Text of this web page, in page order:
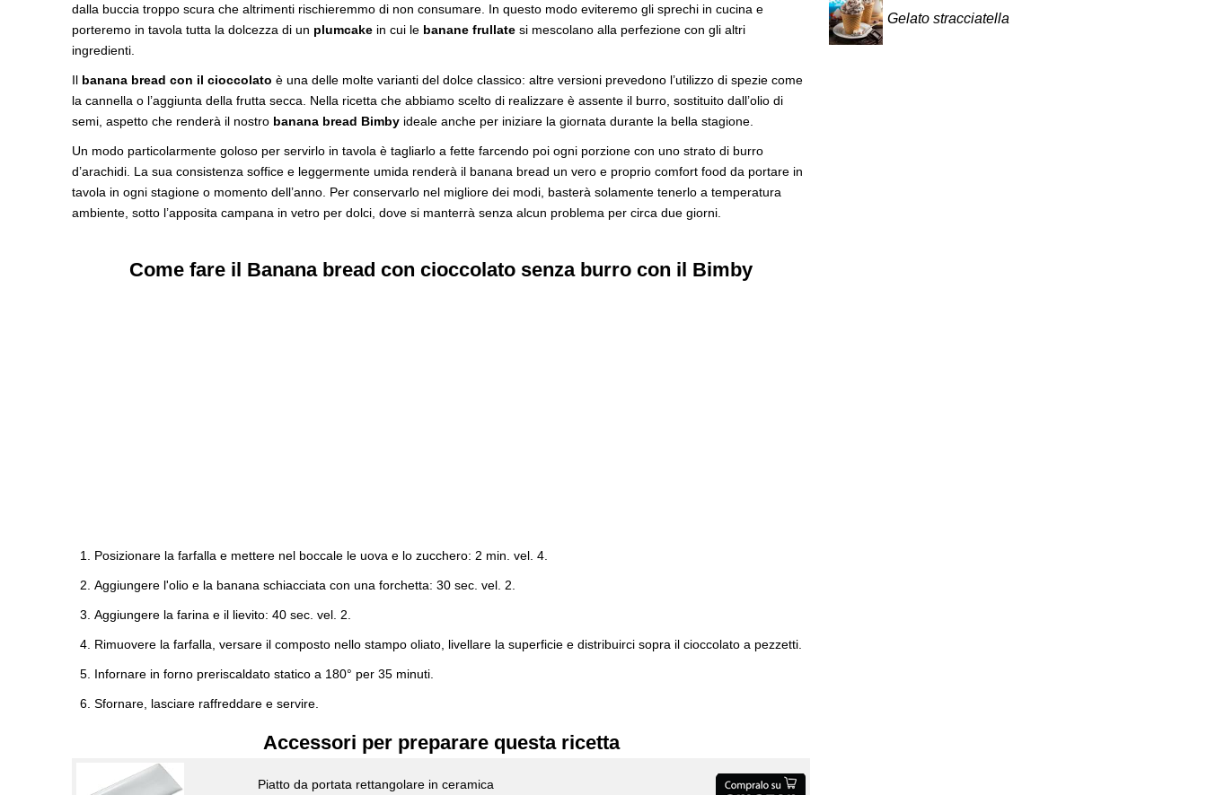
dalla buccia troppo scura che altrimenti rischieremmo di non consumare. In questo modo eviteremo gli sprechi in cucina e
porteremo in tavola tutta la dolcezza di un plumcake in cui le banane frullate si mescolano alla perfezione con gli altri
ingredienti.
Il banana bread con il cioccolato è una delle molte varianti del dolce classico: altre versioni prevedono l’utilizzo di spezie come
la cannella o l’aggiunta della frutta secca. Nella ricetta che abbiamo scelto di realizzare è assente il burro, sostituito dall’olio di
semi, aspetto che renderà il nostro banana bread Bimby ideale anche per iniziare la giornata durante la bella stagione.
Un modo particolarmente goloso per servirlo in tavola è tagliarlo a fette farcendo poi ogni porzione con uno strato di burro
d’arachidi. La sua consistenza soffice e leggermente umida renderà il banana bread un vero e proprio comfort food da portare in
tavola in ogni stagione o momento dell’anno. Per conservarlo nel migliore dei modi, basterà solamente tenerlo a temperatura
ambiente, sotto l’apposita campana in vetro per dolci, dove si manterrà senza alcun problema per circa due giorni.
Come fare il Banana bread con cioccolato senza burro con il Bimby
Posizionare la farfalla e mettere nel boccale le uova e lo zucchero: 2 min. vel. 4.
Aggiungere l'olio e la banana schiacciata con una forchetta: 30 sec. vel. 2.
Aggiungere la farina e il lievito: 40 sec. vel. 2.
Rimuovere la farfalla, versare il composto nello stampo oliato, livellare la superficie e distribuirci sopra il cioccolato a pezzetti.
Infornare in forno preriscaldato statico a 180° per 35 minuti.
Sfornare, lasciare raffreddare e servire.
Accessori per preparare questa ricetta
Piatto da portata rettangolare in ceramica
Gelato stracciatella